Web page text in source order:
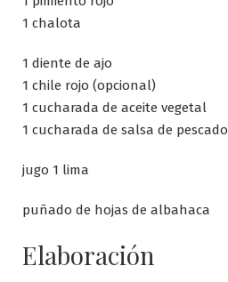
1 chalota
1 diente de ajo
1 chile rojo (opcional)
1 cucharada de aceite vegetal
1 cucharada de salsa de pescado
jugo 1 lima
puñado de hojas de albahaca
Elaboración